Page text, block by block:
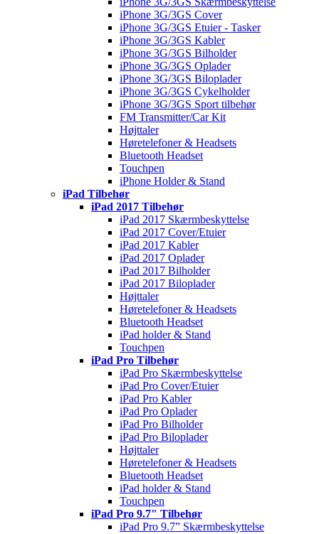
iPhone 3G/3GS Cover
iPhone 3G/3GS Etuier - Tasker
iPhone 3G/3GS Kabler
iPhone 3G/3GS Bilholder
iPhone 3G/3GS Oplader
iPhone 3G/3GS Biloplader
iPhone 3G/3GS Cykelholder
iPhone 3G/3GS Sport tilbehør
FM Transmitter/Car Kit
Højttaler
Høretelefoner & Headsets
Bluetooth Headset
Touchpen
iPhone Holder & Stand
iPad Tilbehør
iPad 2017 Tilbehør
iPad 2017 Skærmbeskyttelse
iPad 2017 Cover/Etuier
iPad 2017 Kabler
iPad 2017 Oplader
iPad 2017 Bilholder
iPad 2017 Biloplader
Højttaler
Høretelefoner & Headsets
Bluetooth Headset
iPad holder & Stand
Touchpen
iPad Pro Tilbehør
iPad Pro Skærmbeskyttelse
iPad Pro Cover/Etuier
iPad Pro Kabler
iPad Pro Oplader
iPad Pro Bilholder
iPad Pro Biloplader
Højttaler
Høretelefoner & Headsets
Bluetooth Headset
iPad holder & Stand
Touchpen
iPad Pro 9.7" Tilbehør
iPad Pro 9.7” Skærmbeskyttelse